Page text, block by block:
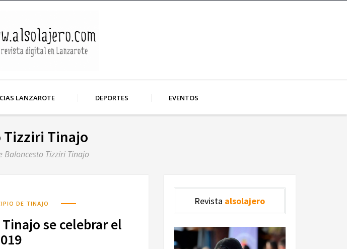
LANZAROTE DEPORTES EVENTOS
Tizziri Tinajo
Baloncesto Tizziri Tinajo
DE TINAJO
se celebrar el
Revista alsolajero